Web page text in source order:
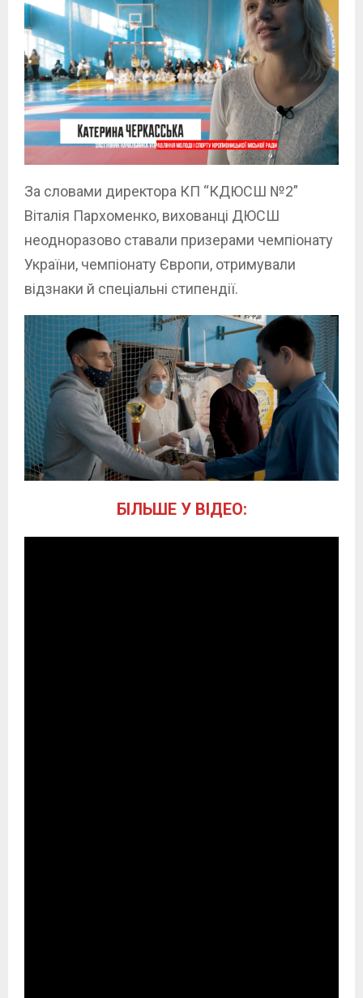
За словами директора КП “КДЮСШ №2”
Віталія Пархоменко, вихованці ДЮСШ
неодноразово ставали призерами чемпіонату
України, чемпіонату Європи, отримували
відзнаки й спеціальні стипендії.
БІЛЬШЕ У ВІДЕО: